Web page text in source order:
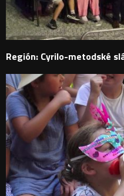
Región: Cyrilo-metodské